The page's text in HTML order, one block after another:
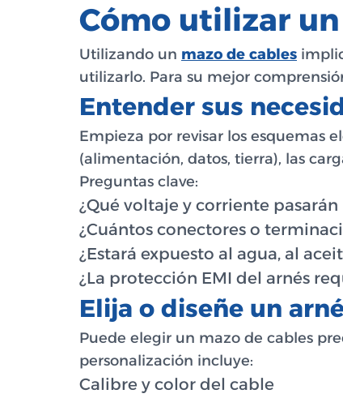
Cómo utilizar
Utilizando un mazo de cables
utilizarlo. Para su mejor
Entender sus
Empieza por revisar los esquemas
(alimentación, datos, tierra), las
Preguntas clave:
¿Qué voltaje y corriente pasarán
¿Cuántos conectores o
¿Estará expuesto al agua, al
¿La protección EMI del arnés
Elija o diseñe un
Puede elegir un mazo de cables
personalización incluye:
Calibre y color del cable